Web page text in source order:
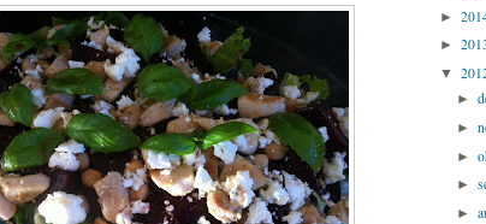
►
►
▼
►
►
►
►
►